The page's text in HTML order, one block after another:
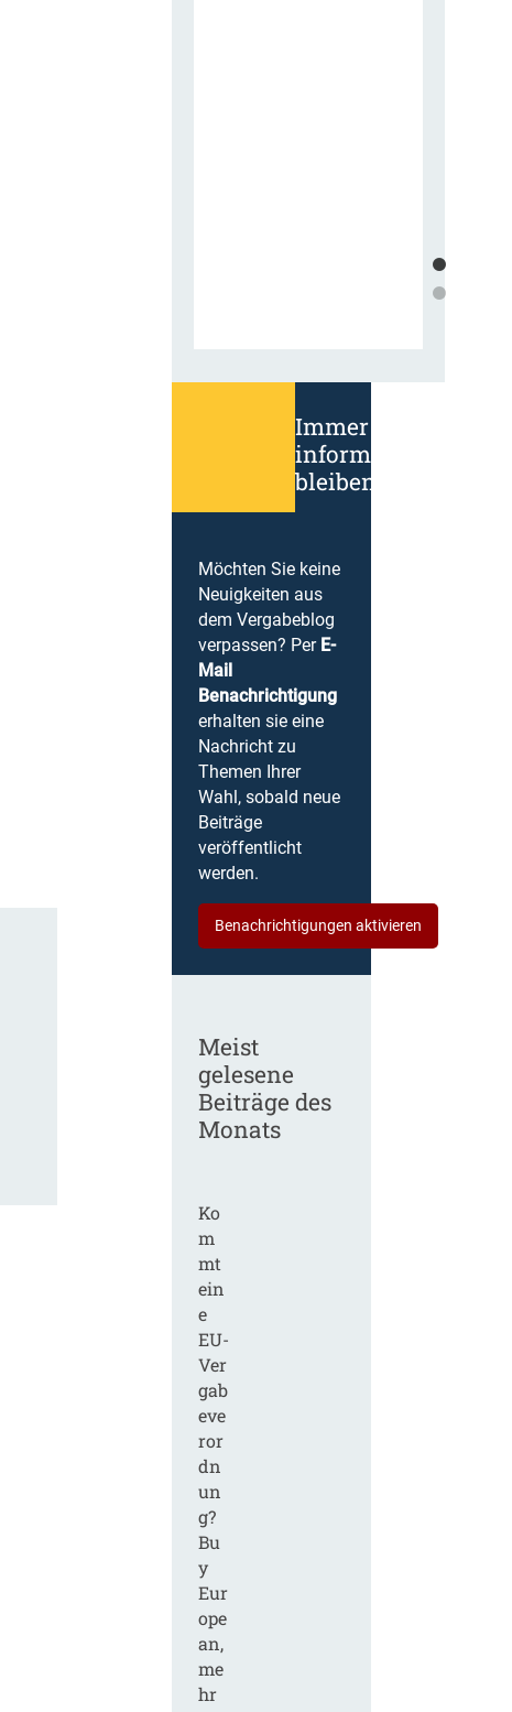
Immer
informiert
bleiben!
Möchten Sie keine
Neuigkeiten aus
dem Vergabeblog
verpassen? Per E-
Mail
Benachrichtigung
erhalten sie eine
Nachricht zu
Themen Ihrer
Wahl, sobald neue
Beiträge
veröffentlicht
werden.
Benachrichtigungen aktivieren
Meist
gelesene
Beiträge des
Monats
Ko
m
mt
ein
e
EU-
Ver
gab
eve
ror
dn
un
g?
Bu
y
Eur
ope
an,
me
hr